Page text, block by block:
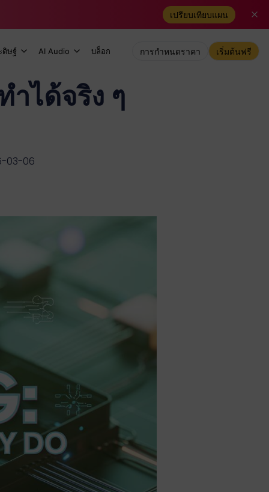
เปรียบเทียบแผน
ดิษฐ์ AI Audio บล็อก การกำหนดราคา เริ่มต้นฟรี
ได้จริง ๆ
03-06